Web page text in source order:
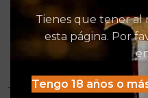
Tienes que tener al
esta página. Por
Tengo 18 años o
Mucho más
Tenemos las experiencias,